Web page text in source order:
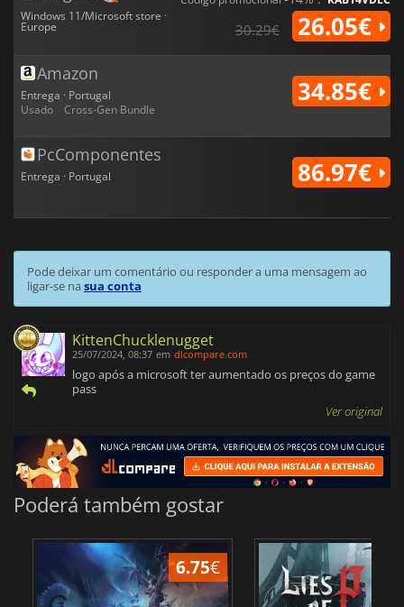
Windows 11/Microsoft store ·
Europe 30.29€ 26.05€
Amazon
Entrega · Portugal
Usado
Cross-Gen Bundle
34.85€
PcComponentes
Entrega · Portugal 86.97€
Pode deixar um comentário ou responder a uma mensagem ao
ligar-se nasua conta
KittenChucklenugget
25/07/2024, 08:37 em dlcompare.com
logo após a microsoft ter aumentado os preços do game
pass
Ver original
Poderá também gostar
6.75€